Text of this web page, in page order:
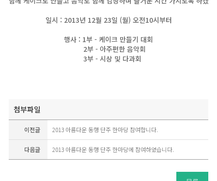
일시 : 2013년 12월 23일 (월) 오전10시부터
행사 : 1부 - 케이크 만들기 대회
2부 - 아주편한 음악회
3부 - 시상 및 다과회
첨부파일
이전글 2013 아름다운 동행 단주 한마당 참여합니다.
다음글 2013 아름다운 동행 단주 한마당에 참여하였습니다.